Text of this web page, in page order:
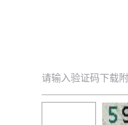
请输入验证码下载